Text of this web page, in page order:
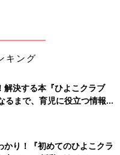
キング
解決する本『ひよこクラブ
まで、育児に役立つ情報が
り！『初めてのひよこクラ